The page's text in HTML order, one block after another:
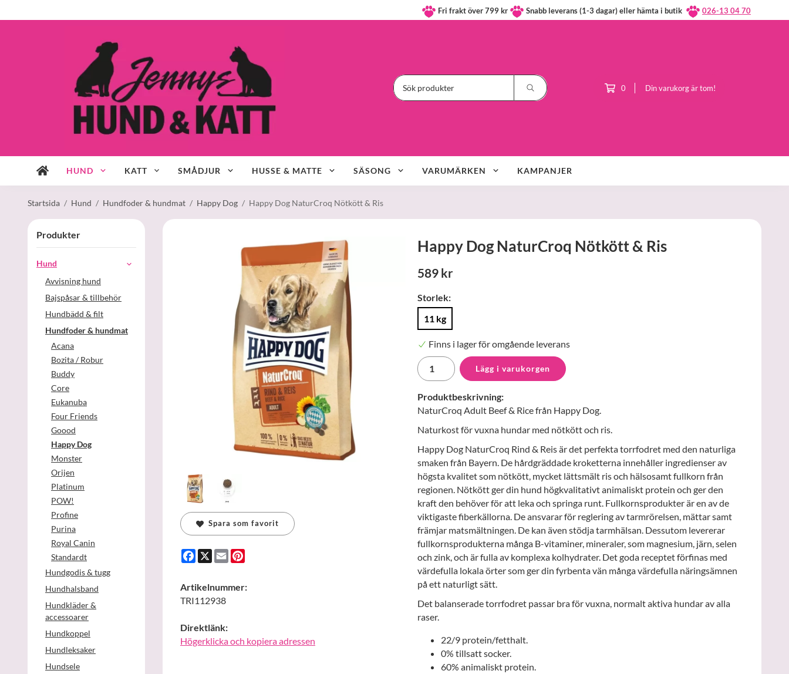
Fri frakt över 799 kr Snabb leverans (1-3 dagar) eller hämta i butik 026-13 04 70
0 Din varukorg är tom!
HUND KATT SMÅDJUR HUSSE & MATTE SÄSONG VARUMÄRKEN KAMPANJER
Startsida / Hund / Hundfoder & hundmat / Happy Dog / Happy Dog NaturCroq Nötkött & Ris
Produkter
Hund
Avvisning hund
Bajspåsar & tillbehör
Hundbädd & filt
Hundfoder & hundmat
Acana
Bozita / Robur
Buddy
Core
Eukanuba
Four Friends
Goood
Happy Dog
Monster
Orijen
Platinum
POW!
Profine
Purina
Royal Canin
Standardt
Hundgodis & tugg
Hundhalsband
Hundkläder &
accessoarer
Hundkoppel
Hundleksaker
Hundsele
Happy Dog NaturCroq Nötkött & Ris
589 kr
Storlek:
11 kg
Finns i lager för omgående leverans
Lägg i varukorgen
Produktbeskrivning:
NaturCroq Adult Beef & Rice från Happy Dog.
Naturkost för vuxna hundar med nötkött och ris.
Happy Dog NaturCroq Rind & Reis är det perfekta torrfodret med den naturliga
smaken från Bayern. De hårdgräddade kroketterna innehåller ingredienser av
högsta kvalitet som nötkött, mycket lättsmält ris och hälsosamt fullkorn från
regionen. Nötkött ger din hund högkvalitativt animaliskt protein och ger den
kraft den behöver för att leka och springa runt. Fullkornsprodukter är en av de
viktigaste fiberkällorna. De ansvarar för reglering av tarmrörelsen, mättar samt
främjar matsmältningen. De kan även stödja tarmhälsan. Dessutom levererar
fullkornsprodukterna många B-vitaminer, mineraler, som magnesium, järn, selen
och zink, och är fulla av komplexa kolhydrater. Det goda receptet förfinas med
värdefulla lokala örter som ger din fyrbenta vän många värdefulla näringsämnen
på ett naturligt sätt.
Det balanserade torrfodret passar bra för vuxna, normalt aktiva hundar av alla
raser.
22/9 protein/fetthalt.
0% tillsatt socker.
60% animaliskt protein.
Spara som favorit
Facebook
X Email
Artikelnummer:
TRI112938
Direktlänk:
Högerklicka och kopiera adressen